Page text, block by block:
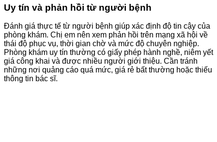
Uy tín và phản hồi từ người bệnh
Đánh giá thực tế từ người bệnh giúp xác định độ tin cậy của
phòng khám. Chị em nên xem phản hồi trên mạng xã hội về
thái độ phục vụ, thời gian chờ và mức độ chuyên nghiệp.
Phòng khám uy tín thường có giấy phép hành nghề, niêm yết
giá công khai và được nhiều người giới thiệu. Cần tránh
những nơi quảng cáo quá mức, giá rẻ bất thường hoặc thiếu
thông tin bác sĩ.